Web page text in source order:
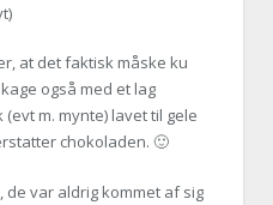
at det faktisk måske ku
også med et lag
m. mynte) lavet til gele
chokoladen. 🙂
de var aldrig kommet af sig